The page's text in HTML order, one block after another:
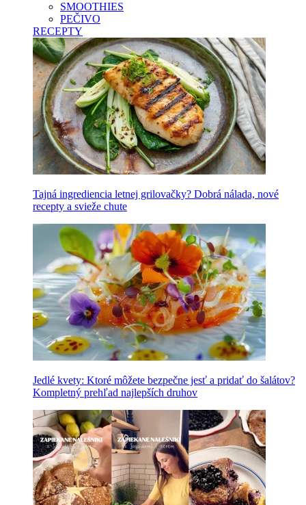
SMOOTHIES
PEČIVO
RECEPTY
Tajná ingrediencia letnej grilovačky? Dobrá nálada, nové
recepty a svieže chute
Jedlé kvety: Ktoré môžete bezpečne jesť a pridať do šalátov?
Kompletný prehľad najlepších druhov